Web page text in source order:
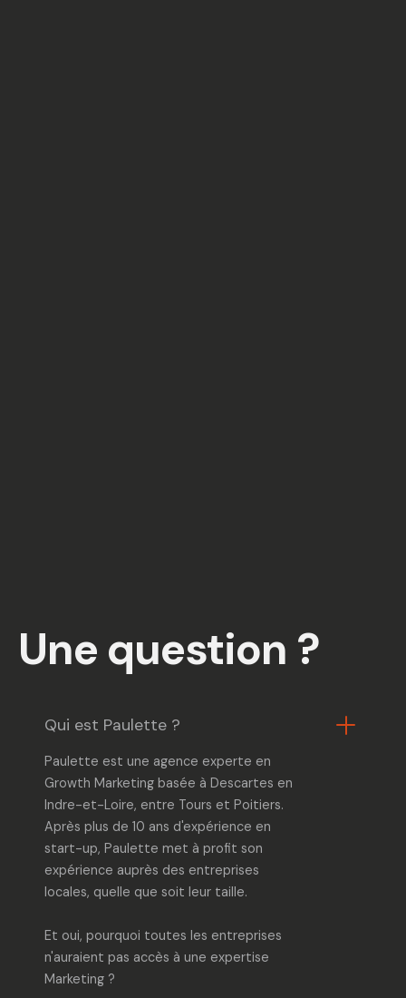
Une question ?
Qui est Paulette ?
Paulette est une agence experte en
Growth Marketingbasée à Descartes en
Indre-et-Loire, entre Tours et Poitiers.
Après plus de 10 ans d'expérience en
start-up, Paulette met à profit son
expérience auprès des entreprises
locales, quelle que soit leur taille.
Et oui, pourquoi toutes les entreprises
n'auraient pas accès à une expertise
Marketing ?